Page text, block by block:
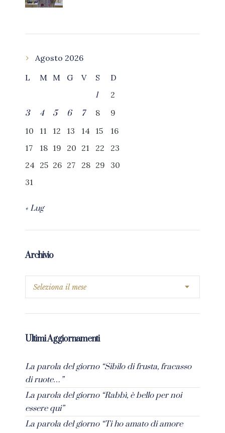
Agosto 2026
L
M M G V S
D
1
2
3
4 5 6 7 8
9
10
11 12 13 14 15
16
17
18 19 20 21 22
23
24 25 26 27 28 29
30
31
« Lug
Archivio
Ultimi Aggiornamenti
La parola del giorno “Sibilo di frusta, fracasso
di ruote…”
La parola del giorno “Rabbì, è bello per noi
essere qui”
La parola del giorno “Ti ho amato di amore